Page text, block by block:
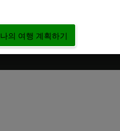
나의 여행 계획하기